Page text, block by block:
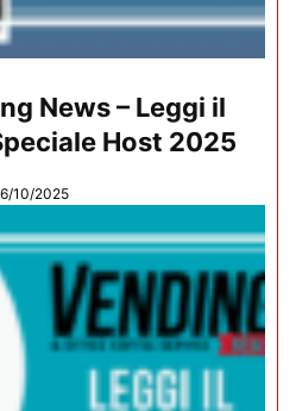
News – Leggi il
Host 2025
10/2025